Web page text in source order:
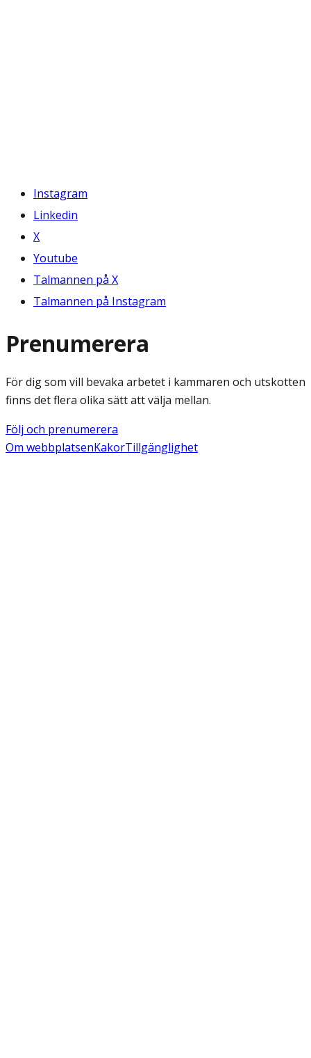
Instagram
Linkedin
X
Youtube
Talmannen på X
Talmannen på Instagram
Prenumerera
För dig som vill bevaka arbetet i kammaren och utskotten
finns det flera olika sätt att välja mellan.
Följ och prenumerera
Om webbplatsenKakorTillgänglighet